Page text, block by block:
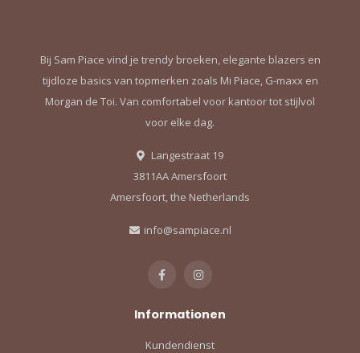
Bij Sam Piace vind je trendy broeken, elegante blazers en
tijdloze basics van topmerken zoals Mi Piace, G-maxx en
Morgan de Toi. Van comfortabel voor kantoor tot stijlvol
voor elke dag.
Langestraat 19
3811AA Amersfoort
Amersfoort, the Netherlands
info@sampiace.nl
Informationen
Kundendienst